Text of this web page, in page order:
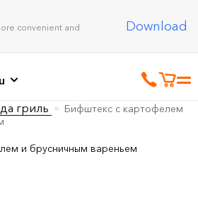
convenient and
Download
гриль
Бифштекс с картофелем